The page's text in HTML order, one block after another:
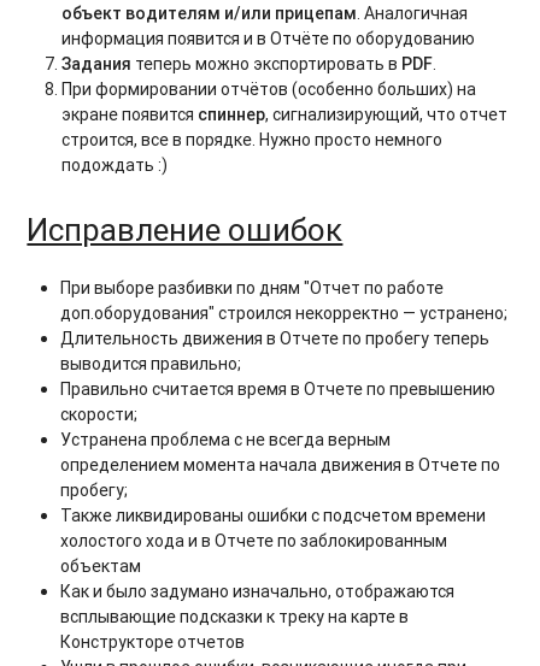
объект водителям и/или прицепам. Аналогичная
информация появится и в Отчёте по оборудованию
Задания теперь можно экспортировать в PDF.
При формировании отчётов (особенно больших) на
экране появится спиннер, сигнализирующий, что отчет
строится, все в порядке. Нужно просто немного
подождать :)
Исправление ошибок
При выборе разбивки по дням "Отчет по работе
доп.оборудования" строился некорректно — устранено;
Длительность движения в Отчете по пробегу теперь
выводится правильно;
Правильно считается время в Отчете по превышению
скорости;
Устранена проблема с не всегда верным
определением момента начала движения в Отчете по
пробегу;
Также ликвидированы ошибки с подсчетом времени
холостого хода и в Отчете по заблокированным
объектам
Как и было задумано изначально, отображаются
всплывающие подсказки к треку на карте в
Конструкторе отчетов